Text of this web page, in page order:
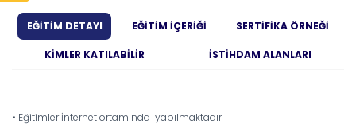
EĞİTİM DETAYI EĞİTİM İÇERİĞİ SERTİFİKA ÖRNEĞİ
KİMLER KATILABİLİR İSTİHDAM ALANLARI
• Eğitimler İnternet ortamında yapılmaktadır